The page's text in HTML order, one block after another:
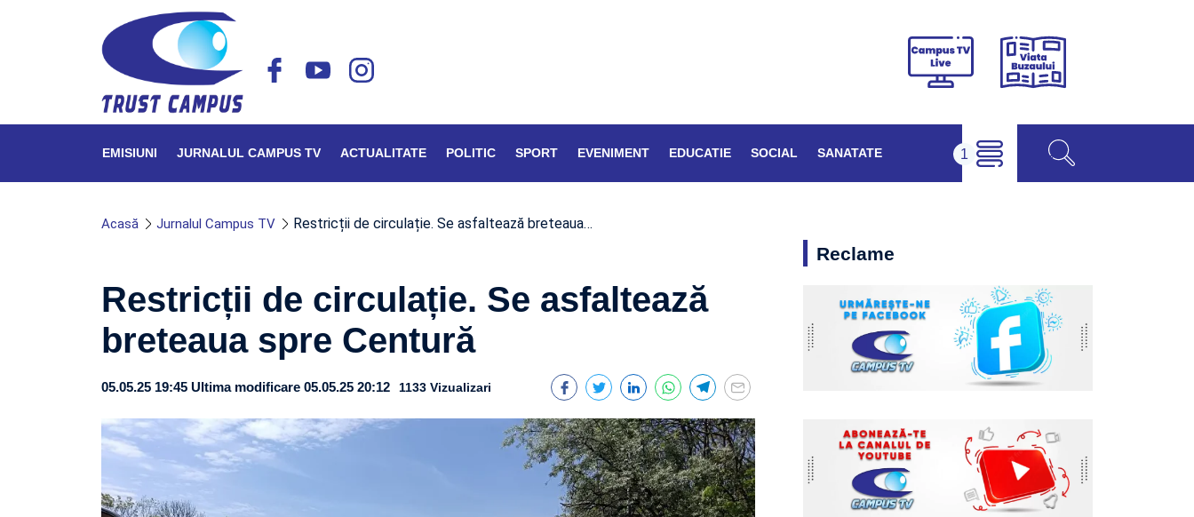
Campus
Viața
EMISIUNI JURNALUL CAMPUS TV ACTUALITATE POLITIC SPORT EVENIMENT EDUCATIE SOCIAL SANATATE
Acasă Jurnalul Campus TV Restricții de circulație. Se asfaltează breteaua…
Restricții de circulație. Se asfaltează
breteaua spre Centură
05.05.25 19:45 Ultima modificare 05.05.25 20:12 1133 Vizualizari
Reclame